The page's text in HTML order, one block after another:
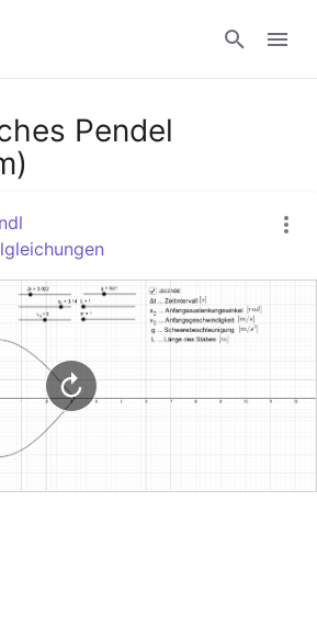
Anmelden
Pendel